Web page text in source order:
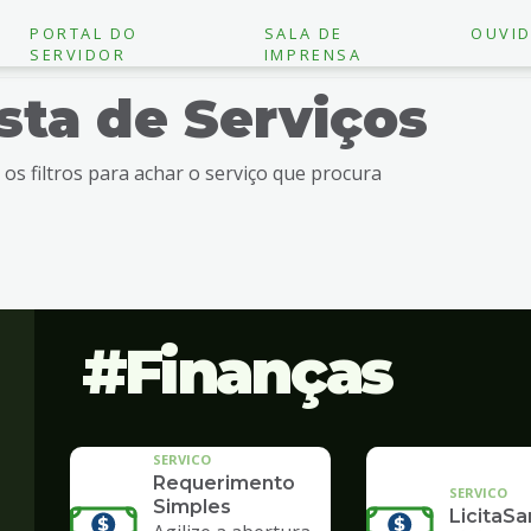
PORTAL DO
SERVIDOR
SALA DE
IMPRENSA
de Serviços
os filtros para achar o serviço que procura
Finanças
SERVICO
Requerimento
Simples
SERVICO